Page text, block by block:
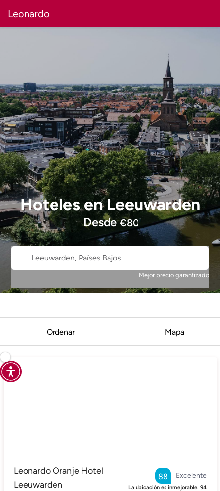
Leonardo
HotelesenLeeuwarden
Desde€80
Leeuwarden, Países Bajos
Mejor precio garantizado
Ordenar Mapa
Leonardo Oranje Hotel
Leeuwarden
Excelente
88
La ubicación es inmejorable. 94